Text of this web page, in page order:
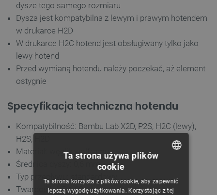
dysze tego samego rozmiaru
Dysza jest kompatybilna z lewym i prawym hotendem
w drukarce H2D
W drukarce H2C hotend jest obsługiwany tylko jako
lewy hotend
Przed wymianą hotendu należy poczekać, aż element
ostygnie
Specyfikacja techniczna hotendu
Kompatybilność: Bambu Lab X2D, P2S, H2C (lewy),
H2S, H2D
Materiał: węglik wolframu
Średnica dyszy: 0,6 mm
Typ przepływu: standardowy
Twardość: HRA 90
CZECH
Ta strona używa plików
cookie
Ta strona korzysta z plików cookie, aby zapewnić
lepszą wygodę użytkowania. Korzystając z tej